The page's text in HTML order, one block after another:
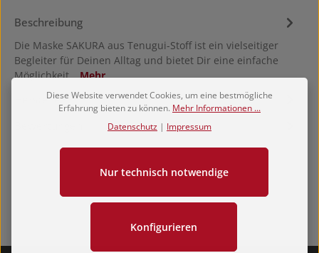
Beschreibung
Die Maske SAKURA aus Tenugui-Stoff ist ein vielseitiger
Begleiter für Deinen Alltag und bietet Dir eine einfache
Möglichkeit…Mehr
HerstellerDiese Website verwendet Cookies, um eine bestmögliche
Erfahrung bieten zu können. Mehr Informationen ...
Datenschutz | Impressum
Nur technisch notwendige
Konfigurieren